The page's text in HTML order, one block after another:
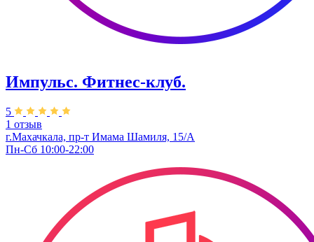
Импульс. Фитнес-клуб.
5
1 отзыв
г.Махачкала, пр-т Имама Шамиля, 15/А
Пн-Сб 10:00-22:00